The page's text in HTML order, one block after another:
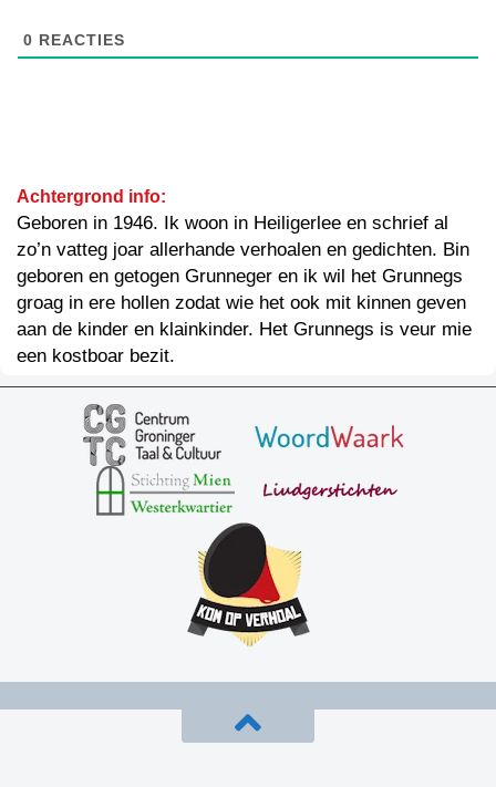
0 REACTIES
Achtergrond info:
Geboren in 1946. Ik woon in Heiligerlee en schrief al
zo’n vatteg joar allerhande verhoalen en gedichten. Bin
geboren en getogen Grunneger en ik wil het Grunnegs
groag in ere hollen zodat wie het ook mit kinnen geven
aan de kinder en klainkinder. Het Grunnegs is veur mie
een kostboar bezit.